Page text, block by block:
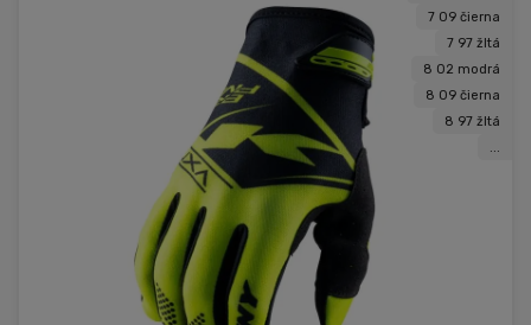
7 09 čierna
7 97 žltá
8 02 modrá
8 09 čierna
8 97 žltá
...